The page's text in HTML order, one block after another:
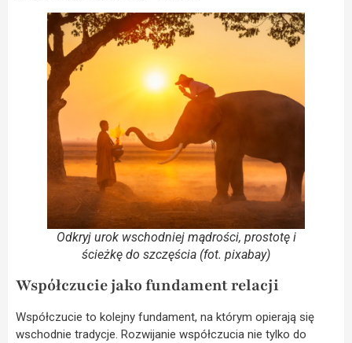
Odkryj urok wschodniej mądrości, prostotę i
ścieżkę do szczęścia (fot. pixabay)
Współczucie jako fundament relacji
Współczucie to kolejny fundament, na którym opierają się
wschodnie tradycje. Rozwijanie współczucia nie tylko do